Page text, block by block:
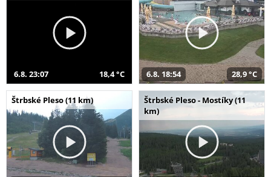
6.8. 23:07 18,4 °C 6.8. 18:54 28,9 °C
Štrbské Pleso (11 km)
Štrbské Pleso - Mostíky (11
km)